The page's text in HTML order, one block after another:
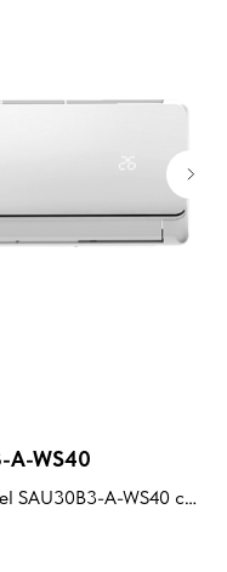
A-WS40
SAU30B3-A-WS40 с